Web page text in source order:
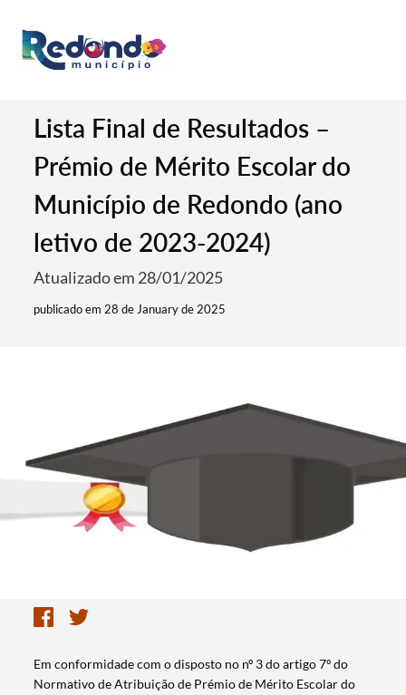
Lista Final de Resultados –
Prémio de Mérito Escolar do
Município de Redondo (ano
letivo de 2023-2024)
Atualizado em 28/01/2025
publicado em 28 de January de 2025
Em conformidade com o disposto no nº 3 do artigo 7º do
Normativo de Atribuição de Prémio de Mérito Escolar do